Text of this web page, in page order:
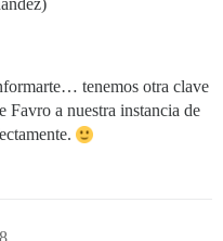
tenemos otra clave
Favro a nuestra instancia de